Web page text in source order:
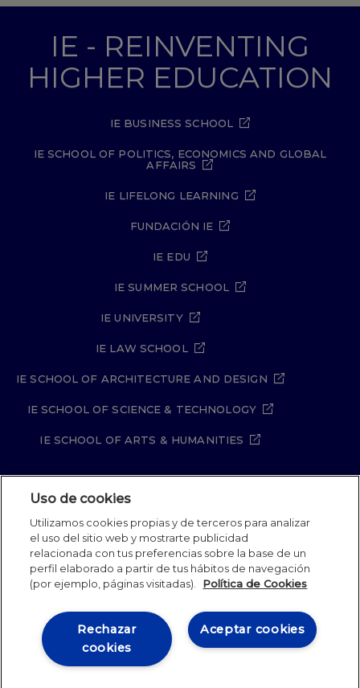
IE - REINVENTING
HIGHER EDUCATION
IE BUSINESS SCHOOL
IE SCHOOL OF POLITICS, ECONOMICS AND GLOBAL
AFFAIRS
IE LIFELONG LEARNING
FUNDACIÓN IE
IE EDU
IE SUMMER SCHOOL
IE UNIVERSITY
IE LAW SCHOOL
IE SCHOOL OF ARCHITECTURE AND DESIGN
IE SCHOOL OF SCIENCE & TECHNOLOGY
IE SCHOOL OF ARTS & HUMANITIES
Aviso legal
Política de Cookies
Política de seguridad
Student Academic Standards
Canal Compliance
Site Map
IE University 2026
Uso de cookies
Utilizamos cookies propias y de terceros para analizar
el uso del sitio web y mostrarte publicidad
relacionada con tus preferencias sobre la base de un
perfil elaborado a partir de tus hábitos de navegación
(por ejemplo, páginas visitadas).
Política de Cookies
Aceptar cookies
Rechazar
cookies